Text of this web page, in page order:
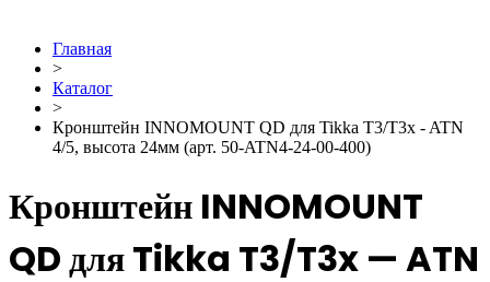
Главная
>
Каталог
>
Кронштейн INNOMOUNT QD для Tikka T3/T3x - ATN
4/5, высота 24мм (арт. 50-ATN4-24-00-400)
Кронштейн INNOMOUNT
QD для Tikka T3/T3x — ATN